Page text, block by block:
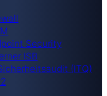
Security
ISB
(ITQ)